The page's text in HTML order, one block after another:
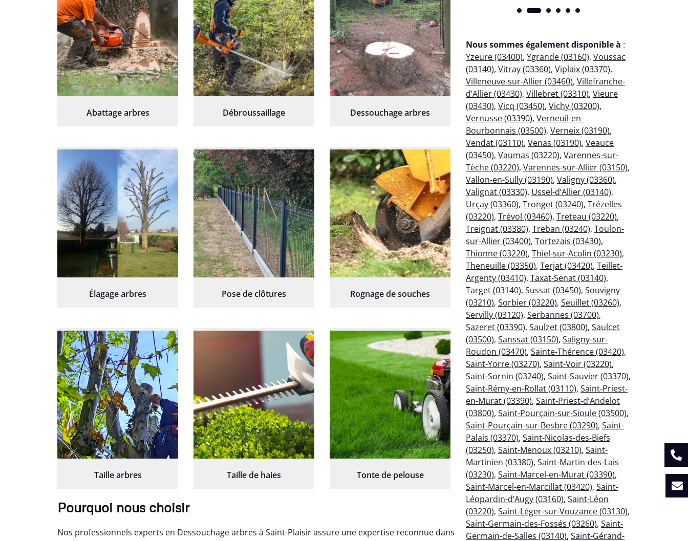
Abattage arbres Débroussaillage Dessouchage arbres
Élagage arbres Pose de clôtures Rognage de souches
Taille arbres Taille de haies Tonte de pelouse
Pourquoi nous choisir
Nos professionnels experts en Dessouchage arbres à Saint-Plaisir assure une expertise reconnue dans
Nous sommes également disponible à :
Yzeure (03400), Ygrande (03160), Voussac
(03140), Vitray (03360), Viplaix (03370),
Villeneuve-sur-Allier (03460), Villefranche-
d’Allier (03430), Villebret (03310), Vieure
(03430), Vicq (03450), Vichy (03200),
Vernusse (03390), Verneuil-en-
Bourbonnais (03500), Verneix (03190),
Vendat (03110), Venas (03190), Veauce
(03450), Vaumas (03220), Varennes-sur-
Tèche (03220), Varennes-sur-Allier (03150),
Vallon-en-Sully (03190), Valigny (03360),
Valignat (03330), Ussel-d’Allier (03140),
Urçay (03360), Tronget (03240), Trézelles
(03220), Trévol (03460), Treteau (03220),
Treignat (03380), Treban (03240), Toulon-
sur-Allier (03400), Tortezais (03430),
Thionne (03220), Thiel-sur-Acolin (03230),
Theneuille (03350), Terjat (03420), Teillet-
Argenty (03410), Taxat-Senat (03140),
Target (03140), Sussat (03450), Souvigny
(03210), Sorbier (03220), Seuillet (03260),
Servilly (03120), Serbannes (03700),
Sazeret (03390), Saulzet (03800), Saulcet
(03500), Sanssat (03150), Saligny-sur-
Roudon (03470), Sainte-Thérence (03420),
Saint-Yorre (03270), Saint-Voir (03220),
Saint-Sornin (03240), Saint-Sauvier (03370),
Saint-Rémy-en-Rollat (03110), Saint-Priest-
en-Murat (03390), Saint-Priest-d’Andelot
(03800), Saint-Pourçain-sur-Sioule (03500),
Saint-Pourçain-sur-Besbre (03290), Saint-
Palais (03370), Saint-Nicolas-des-Biefs
(03250), Saint-Menoux (03210), Saint-
Martinien (03380), Saint-Martin-des-Lais
(03230), Saint-Marcel-en-Murat (03390),
Saint-Marcel-en-Marcillat (03420), Saint-
Léopardin-d’Augy (03160), Saint-Léon
(03220), Saint-Léger-sur-Vouzance (03130),
Saint-Germain-des-Fossés (03260), Saint-
Germain-de-Salles (03140), Saint-Gérand-